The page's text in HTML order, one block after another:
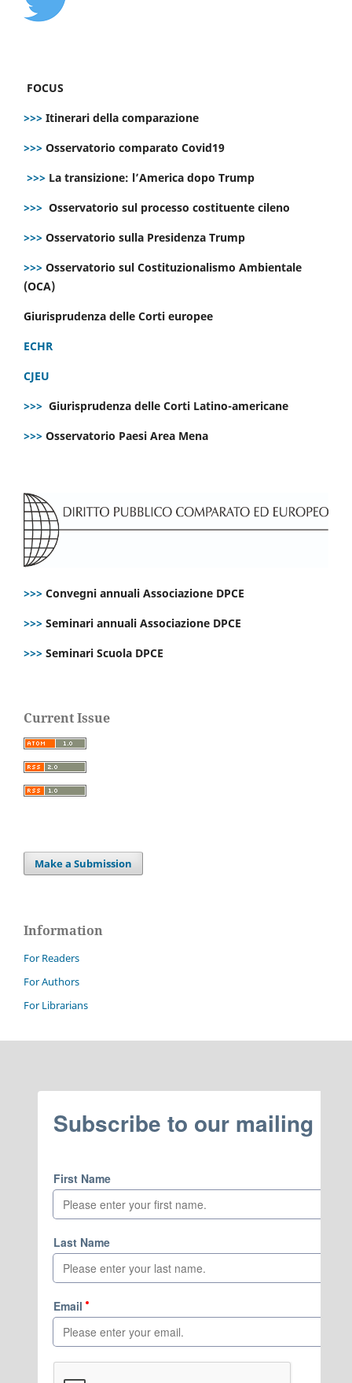
FOCUS
>>> Itinerari della comparazione
>>> Osservatorio comparato Covid19
>>> La transizione: l’America dopo Trump
>>> Osservatorio sul processo costituente cileno
>>> Osservatorio sulla Presidenza Trump
>>> Osservatorio sul Costituzionalismo Ambientale
(OCA)
Giurisprudenza delle Corti europee
ECHR
CJEU
>>> Giurisprudenza delle Corti Latino-americane
>>> Osservatorio Paesi Area Mena
>>> Convegni annuali Associazione DPCE
>>> Seminari annuali Associazione DPCE
>>> Seminari Scuola DPCE
Current Issue
Make a Submission
Information
For Readers
For Authors
For Librarians